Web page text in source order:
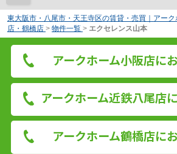
東大阪市・八尾市・天王寺区の賃貸・売買｜アー
店・鶴橋店 > 物件一覧 > エクセレンス山本
アークホーム小阪店に
アークホーム近鉄八尾店
アークホーム鶴橋店に